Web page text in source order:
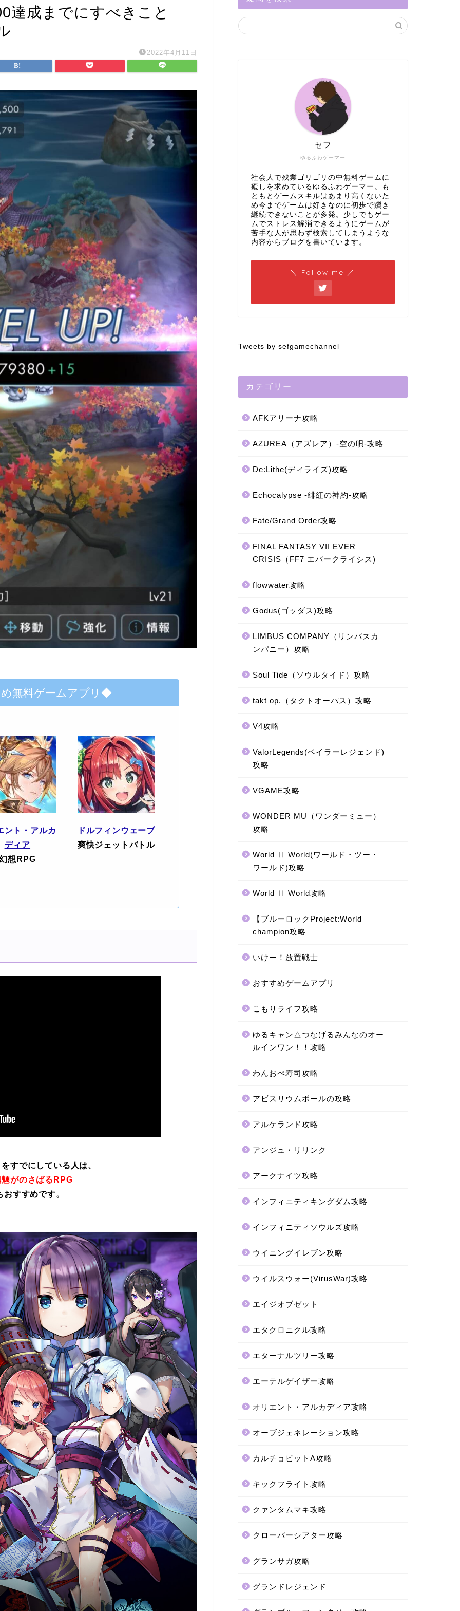
達成までにすべきこと
2022年4月11日
無料ゲームアプリ◆
ント・アルカ
ディア
想RPG
ドルフィンウェーブ
爽快ジェットバトル
すでにしている人は、
がのさばるRPG
おすすめです。
ゆるふわゲーマー
セフ
社会人で残業ゴリゴリの中無料ゲームに
癒しを求めているゆるふわゲーマー。も
ともとゲームスキルはあまり高くないた
め今までゲームは好きなのに初歩で躓き
継続できないことが多発。少しでもゲー
ムでストレス解消できるようにゲームが
苦手な人が思わず検索してしまうような
内容からブログを書いています。
＼ Follow me ／
Tweets by sefgamechannel
カテゴリー
AFKアリーナ攻略
AZUREA（アズレア）-空の唄-攻略
De:Lithe(ディライズ)攻略
Echocalypse -緋紅の神約-攻略
Fate/Grand Order攻略
FINAL FANTASY VII EVER
CRISIS（FF7 エバークライシス)
flowwater攻略
Godus(ゴッダス)攻略
LIMBUS COMPANY（リンバスカ
ンパニー）攻略
Soul Tide（ソウルタイド）攻略
takt op.（タクトオーパス）攻略
V4攻略
ValorLegends(ベイラーレジェンド)
攻略
VGAME攻略
WONDER MU（ワンダーミュー）
攻略
World Ⅱ World(ワールド・ツー・
ワールド)攻略
World Ⅱ World攻略
【ブルーロックProject:World
champion攻略
いけー！放置戦士
おすすめゲームアプリ
こもりライフ攻略
ゆるキャン△つなげるみんなのオー
ルインワン！！攻略
わんおぺ寿司攻略
アビスリウムポールの攻略
アルケランド攻略
アンジュ・リリンク
アークナイツ攻略
インフィニティキングダム攻略
インフィニティソウルズ攻略
ウイニングイレブン攻略
ウイルスウォー(VirusWar)攻略
エイジオブゼット
エタクロニクル攻略
エターナルツリー攻略
エーテルゲイザー攻略
オリエント・アルカディア攻略
オーブジェネレーション攻略
カルチョビットA攻略
キックフライト攻略
クァンタムマキ攻略
クローバーシアター攻略
グランサガ攻略
グランドレジェンド